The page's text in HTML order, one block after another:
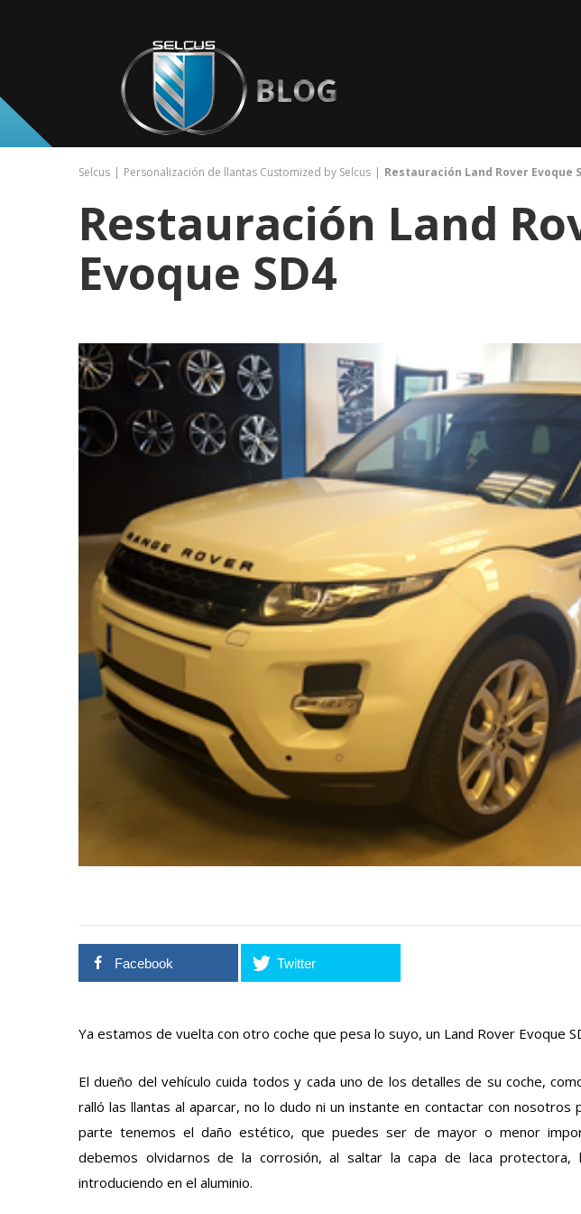
Selcus Personalización de llantas Customized by Selcus Restauración Land Rover Evoque
Restauración Land
Evoque SD4
Facebook Twitter
Ya estamos de vuelta con otro coche que pesa lo suyo, un Land Rover Evoque
El dueño del vehículo cuida todos y cada uno de los detalles de su coche,
ralló las llantas al aparcar, no lo dudo ni un instante en contactar con nosotros
parte tenemos el daño estético, que puedes ser de mayor o menor
debemos olvidarnos de la corrosión, al saltar la capa de laca
introduciendo en el aluminio.